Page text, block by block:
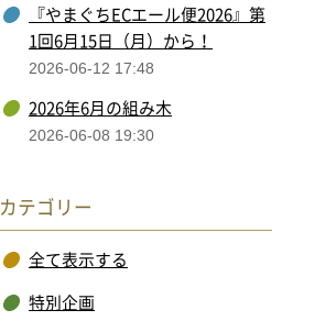
『やまぐちECエール便2026』第
1回6月15日（月）から！
2026-06-12 17:48
2026年6月の組み木
2026-06-08 19:30
カテゴリー
全て表示する
特別企画